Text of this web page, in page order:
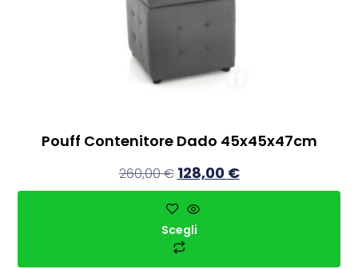
Pouff Contenitore Dado 45x45x47cm
260,00€ 128,00 €
Scegli